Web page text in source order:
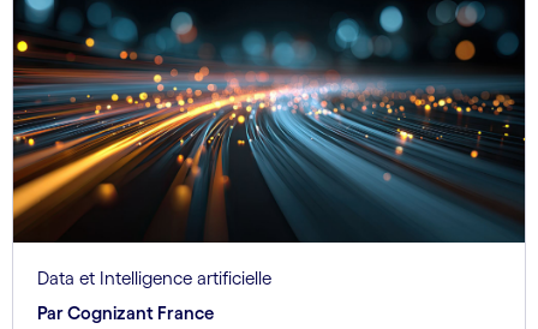
Data et Intelligence artificielle
Par Cognizant France